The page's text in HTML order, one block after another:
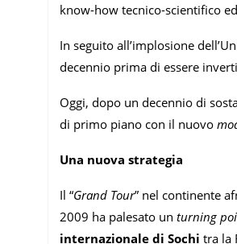
know-how tecnico-scientifico
In seguito all’implosione
decennio prima di essere
Oggi, dopo un decennio di
di primo piano con il nuovo
Una nuova strategia
Il “Grand Tour” nel continente
2009 ha palesato un turning
internazionale di Sochi tra la